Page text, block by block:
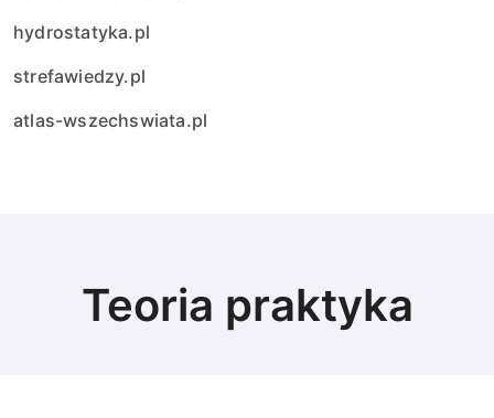
hydrostatyka.pl
strefawiedzy.pl
atlas-wszechswiata.pl
Teoria praktyka